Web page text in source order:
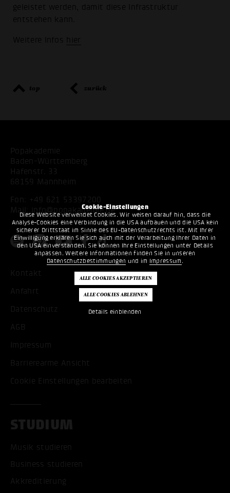
Cookie-Einstellungen
Diese Website verwendet Cookies. Wir weisen darauf hin, dass die
Analyse-Cookies eine Verbindung in die USA aufbauen und die USA kein
sicherer Drittstaat im Sinne des EU-Datenschutzrechts ist. Mit Ihrer
Einwilligung erklären Sie sich auch mit der Verarbeitung Ihrer Daten in
den USA einverstanden. Sie können Ihre Einstellungen unter Details
anpassen. Weitere Informationen finden Sie in unseren
Datenschutzbestimmungen und im Impressum .
Details einblenden
geleistet werden, damit diese Infrastruktur
entstehen kann.
Weitere Infos hier
top zurück
Popakademie
Baden-Württemberg
Hafenstr. 33
68159 Mannheim
Fon:
+49 621 53397200
Mail:
info@popakademie.de
Kontakt
Anfahrt
Datenschutz
AGB
Impressum
Barrierearme Ansicht
Cookie Einstellungen bearbeiten
STUDIUM
Musik studieren
Business studieren
Akkreditierung